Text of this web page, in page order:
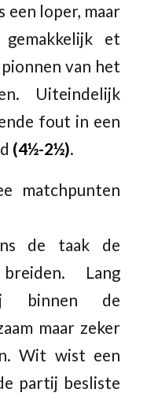
een loper, maar
et
van het
Uiteindelijk
fout in een
(4½-2½).
matchpunten
de taak de
Lang
binnen de
maar zeker
Wit wist een
partij besliste